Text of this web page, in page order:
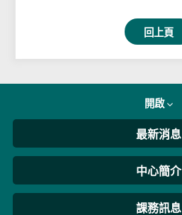
回上頁
開啟
最新消息
中心簡介
課務訊息